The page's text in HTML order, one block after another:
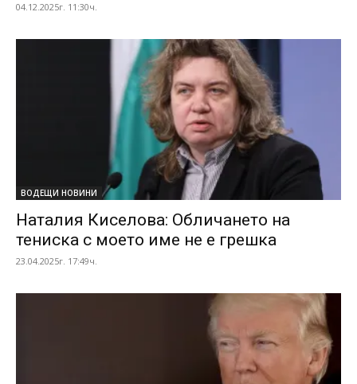
04.12.2025г. 11:30ч.
ВОДЕЩИ НОВИНИ
Наталия Киселова: Обличането на
тениска с моето име не е грешка
23.04.2025г. 17:49ч.